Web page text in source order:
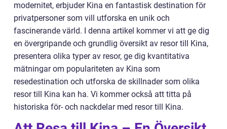
modernitet, erbjuder Kina en fantastisk destination för
privatpersoner som vill utforska en unik och
fascinerande värld. I denna artikel kommer vi att ge dig
en övergripande och grundlig översikt av resor till Kina,
presentera olika typer av resor, ge dig kvantitativa
mätningar om populariteten av Kina som
resedestination och utforska de skillnader som olika
resor till Kina kan ha. Vi kommer också att titta på
historiska för- och nackdelar med resor till Kina.